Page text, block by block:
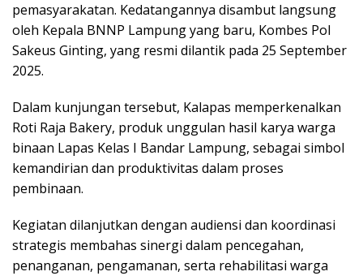
pemasyarakatan. Kedatangannya disambut langsung
oleh Kepala BNNP Lampung yang baru, Kombes Pol
Sakeus Ginting, yang resmi dilantik pada 25 September
2025.
Dalam kunjungan tersebut, Kalapas memperkenalkan
Roti Raja Bakery, produk unggulan hasil karya warga
binaan Lapas Kelas I Bandar Lampung, sebagai simbol
kemandirian dan produktivitas dalam proses
pembinaan.
Kegiatan dilanjutkan dengan audiensi dan koordinasi
strategis membahas sinergi dalam pencegahan,
penanganan, pengamanan, serta rehabilitasi warga